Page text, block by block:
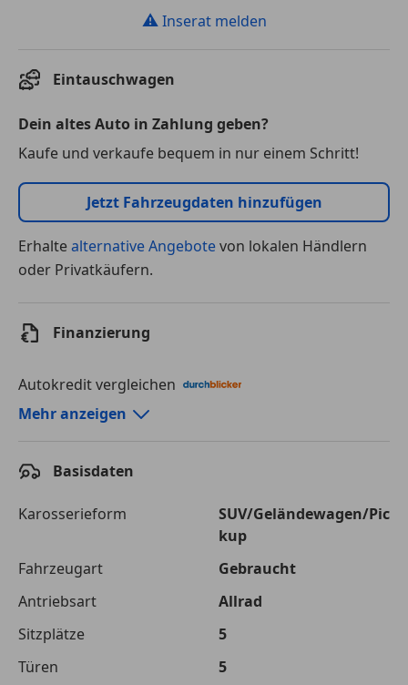
⚠ Inserat melden
Eintauschwagen
Dein altes Auto in Zahlung geben?
Kaufe und verkaufe bequem in nur einem Schritt!
Jetzt Fahrzeugdaten hinzufügen
Erhaltealternative Angebotevon lokalen Händlern
oder Privatkäufern.
Finanzierung
Autokredit vergleichen
Autokredit-Rechner von durchblicker.at
120 Monate
Kreditbetrag
€ 11 000,-
Gesamtbetrag
Einberechnete Gebühren
€ 0,-
Mehr anzeigen
Basisdaten
Karosserieform
SUV/Geländewagen/Pic
kup
Fahrzeugart
Gebraucht
Antriebsart
Allrad
Sitzplätze
5
Türen
5